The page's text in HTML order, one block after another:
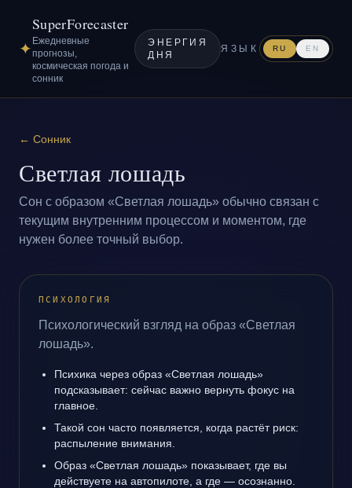
✦
SuperForecaster
Ежедневные
прогнозы,
космическая погода и
сонник
ЭНЕРГИЯ
ДНЯ
ЯЗЫК RU EN
← Сонник
Светлая лошадь
Сон с образом «Светлая лошадь» обычно связан с
текущим внутренним процессом и моментом, где
нужен более точный выбор.
ПСИХОЛОГИЯ
Психологический взгляд на образ «Светлая
лошадь».
Психика через образ «Светлая лошадь»
подсказывает: сейчас важно вернуть фокус на
главное.
Такой сон часто появляется, когда растёт риск:
распыление внимания.
Образ «Светлая лошадь» показывает, где вы
действуете на автопилоте, а где — осознанно.